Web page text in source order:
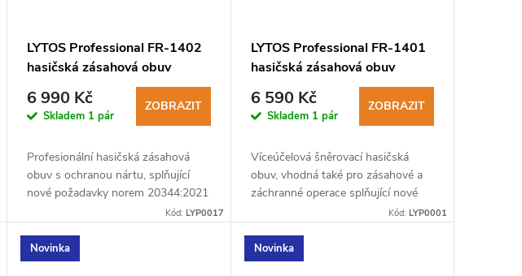
LYTOS Professional FR-1402
hasičská zásahová obuv
6 990 Kč
Skladem 1 pár
ZOBRAZIT
Profesionální hasičská zásahová
obuv s ochranou nártu, splňující
nové požadavky norem 20344:2021
Kód: LYP0017
LYTOS Professional FR-1401
hasičská zásahová obuv
6 590 Kč
Skladem 1 pár
ZOBRAZIT
Víceúčelová šněrovací hasičská
obuv, vhodná také pro zásahové a
záchranné operace splňující nové
požadavky norem 20344:2021 a
Kód: LYP0001
Novinka Novinka